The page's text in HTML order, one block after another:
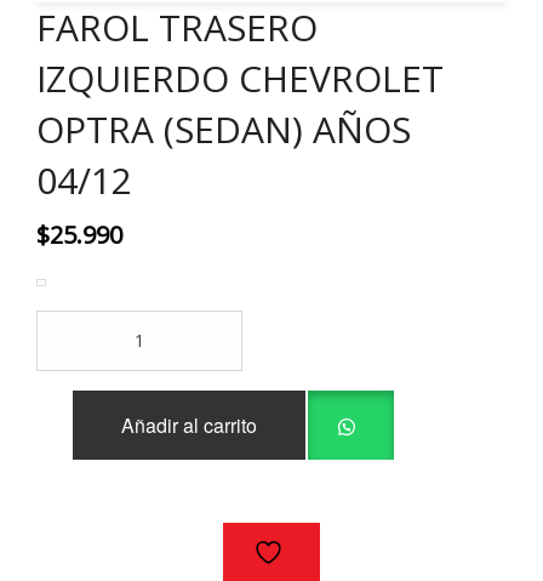
FAROL TRASERO
IZQUIERDO CHEVROLET
OPTRA (SEDAN) AÑOS
04/12
$25.990
IZQUIERDO
CHEVROLET
Añadir al carrito